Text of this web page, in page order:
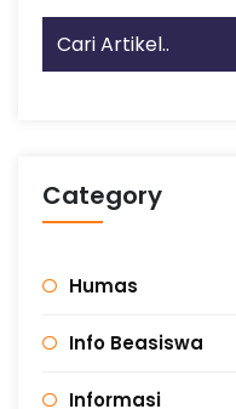
Category
Humas
Info Beasiswa
Informasi